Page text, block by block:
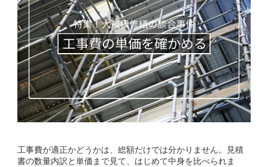
工事費が適正かどうかは、総額だけでは分かりません。見積
書の数量内訳と単価まで見て、はじめて中身を比べられま